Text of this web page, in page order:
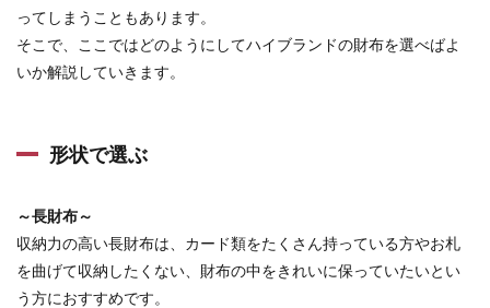
ってしまうこともあります。
そこで、ここではどのようにしてハイブランドの財布を選べばよ
いか解説していきます。
形状で選ぶ
～長財布～
収納力の高い長財布は、カード類をたくさん持っている方やお札
を曲げて収納したくない、財布の中をきれいに保っていたいとい
う方におすすめです。